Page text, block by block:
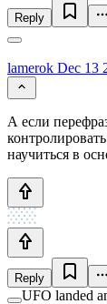
Reply
lamerok Dec 13
А если
научиться в
Reply
UFO landed